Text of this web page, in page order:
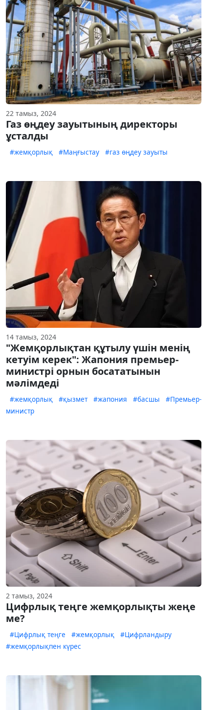
22 тамыз, 2024
Газ өңдеу зауытының директоры
ұсталды
#жемқорлық #Маңғыстау #газ өңдеу зауыты
14 тамыз, 2024
"Жемқорлықтан құтылу үшін менің
кетуім керек": Жапония премьер-
министрі орнын босататынын
мәлімдеді
#жемқорлық #қызмет #жапония #басшы
#Премьер-
министр
2 тамыз, 2024
Цифрлық теңге жемқорлықты жеңе
ме?
#Цифрлық теңге #жемқорлық
#Цифрландыру
#жемқорлықпен күрес